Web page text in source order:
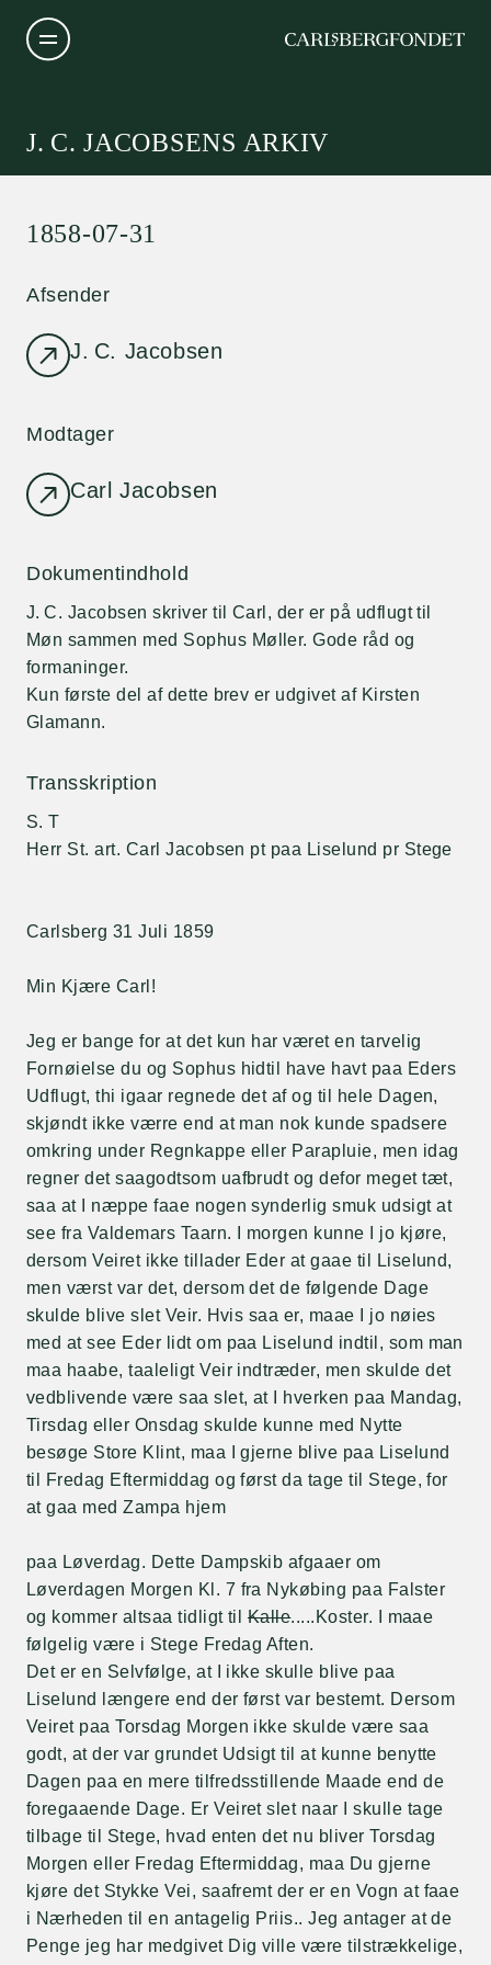
J. C. JACOBSENS ARKIV
1858-07-31
Afsender
J. C. Jacobsen
Modtager
Carl Jacobsen
Dokumentindhold
J. C. Jacobsen skriver til Carl, der er på udflugt til
Møn sammen med Sophus Møller. Gode råd og
formaninger.
Kun første del af dette brev er udgivet af Kirsten
Glamann.
Transskription
S. T
Herr St. art. Carl Jacobsen pt paa Liselund pr Stege
Carlsberg 31 Juli 1859
Min Kjære Carl!
Jeg er bange for at det kun har været en tarvelig
Fornøielse du og Sophus hidtil have havt paa Eders
Udflugt, thi igaar regnede det af og til hele Dagen,
skjøndt ikke værre end at man nok kunde spadsere
omkring under Regnkappe eller Parapluie, men idag
regner det saagodtsom uafbrudt og defor meget tæt,
saa at I næppe faae nogen synderlig smuk udsigt at
see fra Valdemars Taarn. I morgen kunne I jo kjøre,
dersom Veiret ikke tillader Eder at gaae til Liselund,
men værst var det, dersom det de følgende Dage
skulde blive slet Veir. Hvis saa er, maae I jo nøies
med at see Eder lidt om paa Liselund indtil, som man
maa haabe, taaleligt Veir indtræder, men skulde det
vedblivende være saa slet, at I hverken paa Mandag,
Tirsdag eller Onsdag skulde kunne med Nytte
besøge Store Klint, maa I gjerne blive paa Liselund
til Fredag Eftermiddag og først da tage til Stege, for
at gaa med Zampa hjem
paa Løverdag. Dette Dampskib afgaaer om
Løverdagen Morgen Kl. 7 fra Nykøbing paa Falster
og kommer altsaa tidligt til Kalle.....Koster. I maae
følgelig være i Stege Fredag Aften.
Det er en Selvfølge, at I ikke skulle blive paa
Liselund længere end der først var bestemt. Dersom
Veiret paa Torsdag Morgen ikke skulde være saa
godt, at der var grundet Udsigt til at kunne benytte
Dagen paa en mere tilfredsstillende Maade end de
foregaaende Dage. Er Veiret slet naar I skulle tage
tilbage til Stege, hvad enten det nu bliver Torsdag
Morgen eller Fredag Eftermiddag, maa Du gjerne
kjøre det Stykke Vei, saafremt der er en Vogn at faae
i Nærheden til en antagelig Priis.. Jeg antager at de
Penge jeg har medgivet Dig ville være tilstrækkelige,